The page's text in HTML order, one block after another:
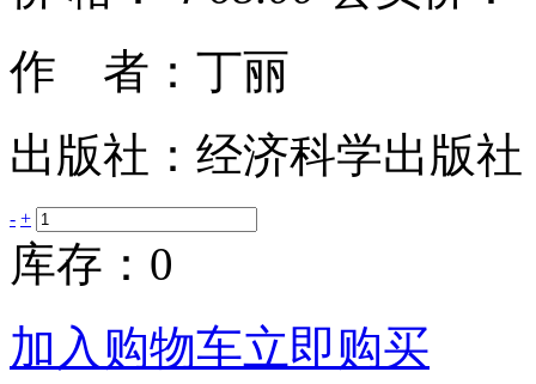
作 者：丁丽
出版社：经济科学出版社
- +
库存：0
加入购物车立即购买